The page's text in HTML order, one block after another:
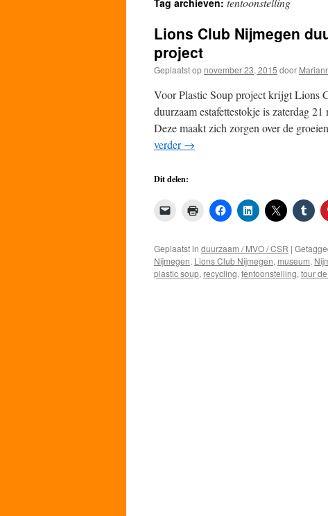
inhoud
Tag archieven:
Lions Club Nijmegen
project
Geplaatst op november 23, 2015 door
Voor Plastic Soup project krijgt Lions
duurzaam estafettestokje is zaterdag
Deze maakt zich zorgen over de
verder→
Dit delen:
Geplaatst in duurzaam / MVO / CSR |
Nijmegen, Lions Club Nijmegen, museum,
plastic soup, recycling, tentoonstelling, tour